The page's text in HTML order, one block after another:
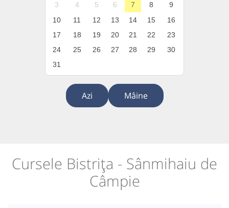
3
4 5 6 7 8
9
10
11 12 13 14 15
16
17
18 19 20 21 22
23
24
25 26 27 28 29
30
31
Azi Mâine
Cursele Bistrița - Sânmihaiu de
Câmpie